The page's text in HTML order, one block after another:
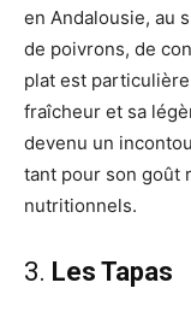
en Andalousie, au
de poivrons, de
plat est
fraîcheur et sa
devenu un
tant pour son goût
nutritionnels.
3. Les Tapas